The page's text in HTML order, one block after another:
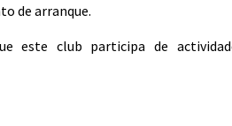
de arranque.
este club participa de